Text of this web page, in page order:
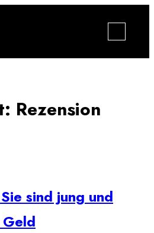
Rezension
sind jung und